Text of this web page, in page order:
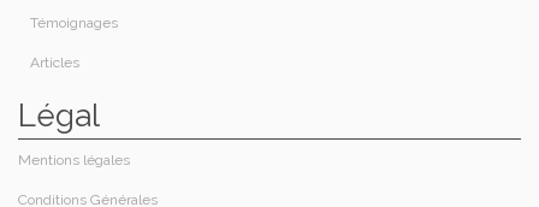
Témoignages
Articles
Légal
Mentions légales
Conditions Générales